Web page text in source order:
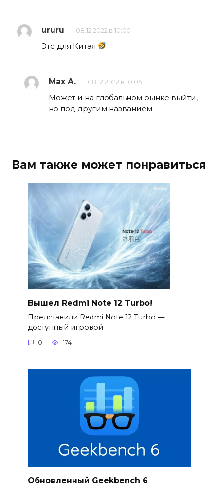
ururu 08.12.2022 в 10:00
Это для Китая
Max A. 08.12.2022 в 10:05
Может и на глобальном рынке выйти,
но под другим названием
Вам также может понравиться
Вышел Redmi Note 12 Turbo!
Представили Redmi Note 12 Turbo —
доступный игровой
0 174
Обновленный Geekbench 6